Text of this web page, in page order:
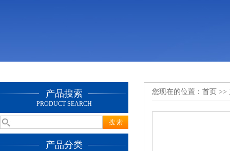
产品搜索
PRODUCT SEARCH
产品分类
您现在的位置： 首页 >>